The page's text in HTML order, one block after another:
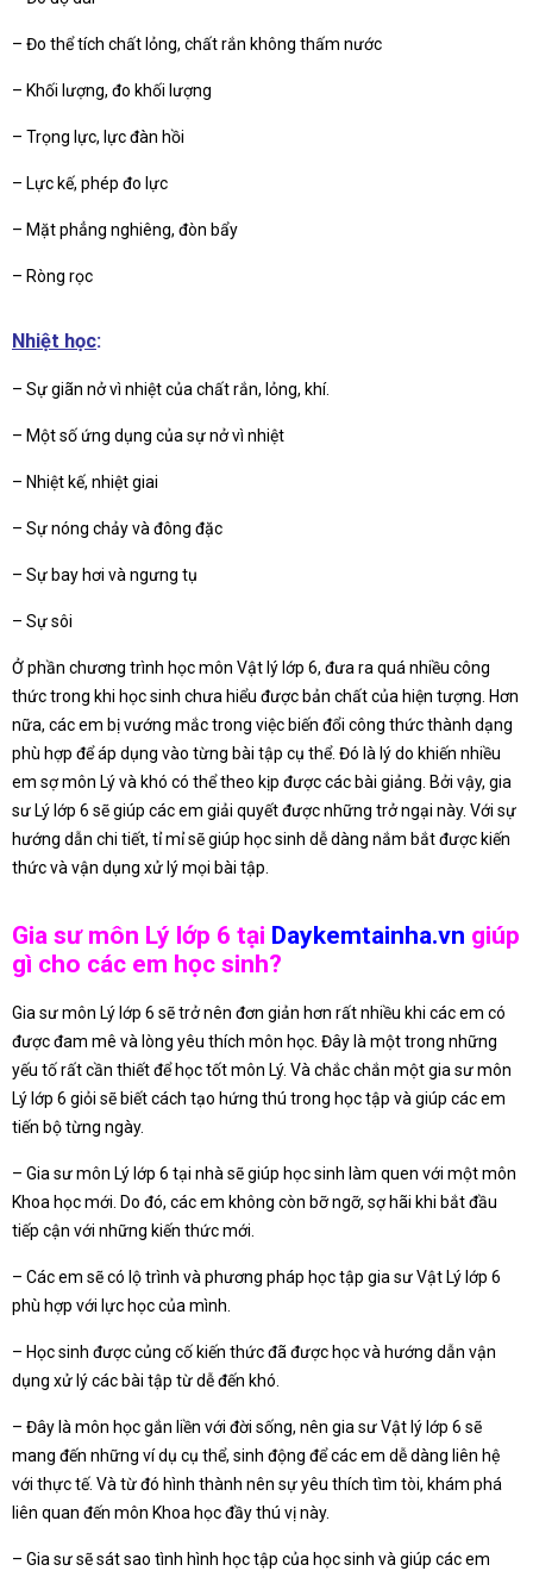
– Đo thể tích chất lỏng, chất rắn không thấm nước
– Khối lượng, đo khối lượng
– Trọng lực, lực đàn hồi
– Lực kế, phép đo lực
– Mặt phẳng nghiêng, đòn bẩy
– Ròng rọc
Nhiệt học:
– Sự giãn nở vì nhiệt của chất rắn, lỏng, khí.
– Một số ứng dụng của sự nở vì nhiệt
– Nhiệt kế, nhiệt giai
– Sự nóng chảy và đông đặc
– Sự bay hơi và ngưng tụ
– Sự sôi
Ở phần chương trình học môn Vật lý lớp 6, đưa ra quá nhiều công
thức trong khi học sinh chưa hiểu được bản chất của hiện tượng. Hơn
nữa, các em bị vướng mắc trong việc biến đổi công thức thành dạng
phù hợp để áp dụng vào từng bài tập cụ thể. Đó là lý do khiến nhiều
em sợ môn Lý và khó có thể theo kịp được các bài giảng. Bởi vậy, gia
sư Lý lớp 6 sẽ giúp các em giải quyết được những trở ngại này. Với sự
hướng dẫn chi tiết, tỉ mỉ sẽ giúp học sinh dễ dàng nắm bắt được kiến
thức và vận dụng xử lý mọi bài tập.
Gia sư môn Lý lớp 6 tại Daykemtainha.vn giúp
gì cho các em học sinh?
Gia sư môn Lý lớp 6 sẽ trở nên đơn giản hơn rất nhiều khi các em có
được đam mê và lòng yêu thích môn học. Đây là một trong những
yếu tố rất cần thiết để học tốt môn Lý. Và chắc chắn một gia sư môn
Lý lớp 6 giỏi sẽ biết cách tạo hứng thú trong học tập và giúp các em
tiến bộ từng ngày.
– Gia sư môn Lý lớp 6 tại nhà sẽ giúp học sinh làm quen với một môn
Khoa học mới. Do đó, các em không còn bỡ ngỡ, sợ hãi khi bắt đầu
tiếp cận với những kiến thức mới.
– Các em sẽ có lộ trình và phương pháp học tập gia sư Vật Lý lớp 6
phù hợp với lực học của mình.
– Học sinh được củng cố kiến thức đã được học và hướng dẫn vận
dụng xử lý các bài tập từ dễ đến khó.
– Đây là môn học gắn liền với đời sống, nên gia sư Vật lý lớp 6 sẽ
mang đến những ví dụ cụ thể, sinh động để các em dễ dàng liên hệ
với thực tế. Và từ đó hình thành nên sự yêu thích tìm tòi, khám phá
liên quan đến môn Khoa học đầy thú vị này.
– Gia sư sẽ sát sao tình hình học tập của học sinh và giúp các em